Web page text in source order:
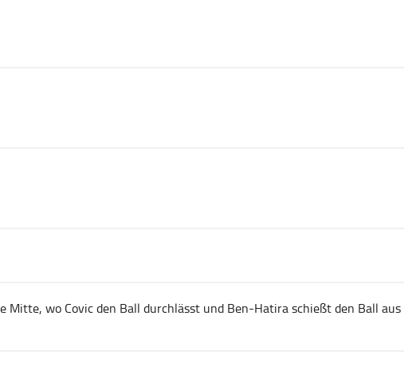
wo Covic den Ball durchlässt und Ben-Hatira schießt den Ball aus